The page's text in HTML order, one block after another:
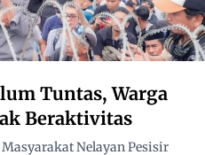
Tuntas, Warga
Beraktivitas
Nelayan Pesisir